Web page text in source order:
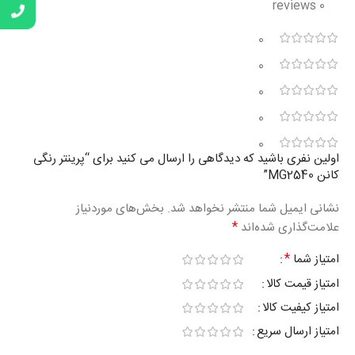
0 reviews
0
0
0
0
0
اولین نفری باشید که دیدگاهی را ارسال می کنید برای “پرینتر رنگی
کانن MG2540”
نشانی ایمیل شما منتشر نخواهد شد. بخش‌های موردنیاز
علامت‌گذاری شده‌اند *
امتیاز شما *
امتیاز قیمت کالا
امتیاز کیفیت کالا
امتیاز ارسال سریع